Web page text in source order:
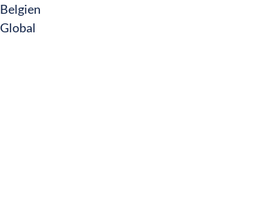
Belgien
Global